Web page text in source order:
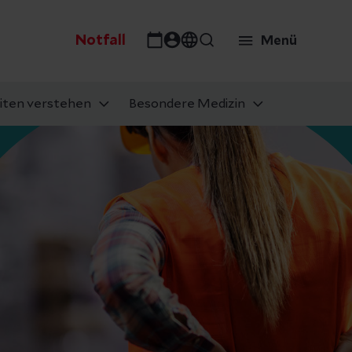
Notfall Menü
verstehen Besondere Medizin